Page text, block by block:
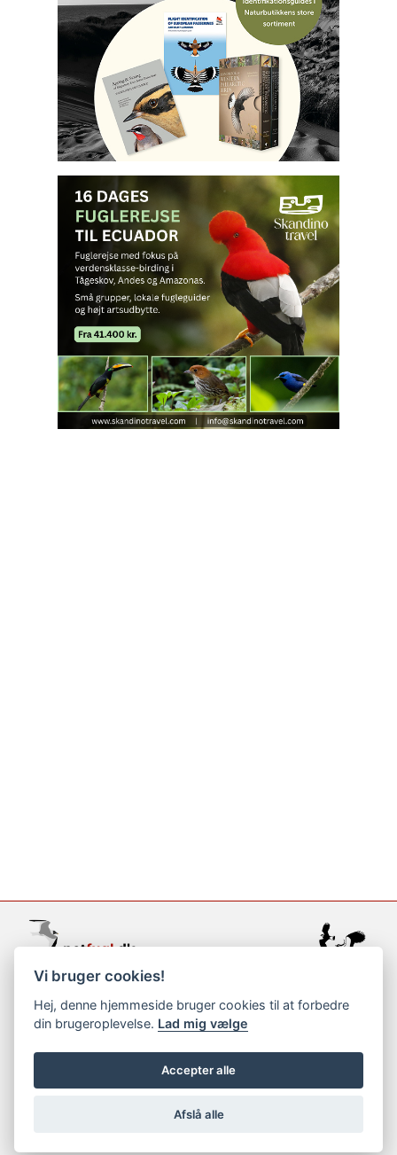
support@netfugl.dk
copyright © 2002-2023
Vi bruger cookies!
Hej, denne hjemmeside bruger cookies til at forbedre
din brugeroplevelse. Lad mig vælge
Accepter alle
Afslå alle